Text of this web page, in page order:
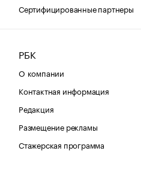
Сертифицированные партнеры
РБК
О компании
Контактная информация
Редакция
Размещение рекламы
Стажерская программа